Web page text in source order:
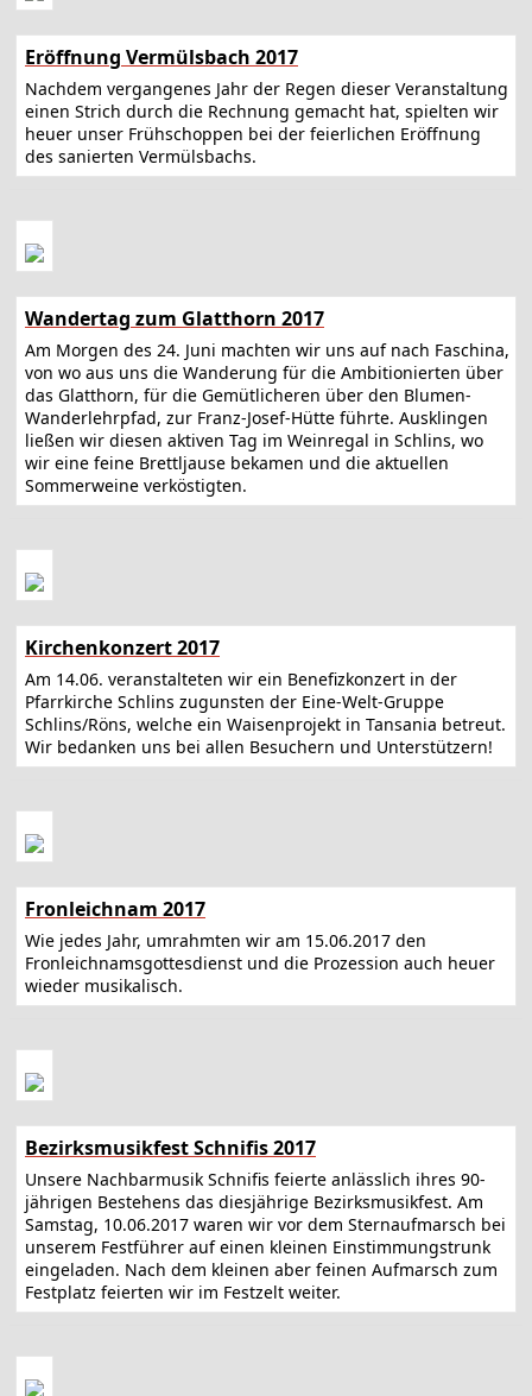
Eröffnung Vermülsbach 2017
Nachdem vergangenes Jahr der Regen dieser Veranstaltung
einen Strich durch die Rechnung gemacht hat, spielten wir
heuer unser Frühschoppen bei der feierlichen Eröffnung
des sanierten Vermülsbachs.
Wandertag zum Glatthorn 2017
Am Morgen des 24. Juni machten wir uns auf nach Faschina,
von wo aus uns die Wanderung für die Ambitionierten über
das Glatthorn, für die Gemütlicheren über den Blumen-
Wanderlehrpfad, zur Franz-Josef-Hütte führte. Ausklingen
ließen wir diesen aktiven Tag im Weinregal in Schlins, wo
wir eine feine Brettljause bekamen und die aktuellen
Sommerweine verköstigten.
Kirchenkonzert 2017
Am 14.06. veranstalteten wir ein Benefizkonzert in der
Pfarrkirche Schlins zugunsten der Eine-Welt-Gruppe
Schlins/Röns, welche ein Waisenprojekt in Tansania betreut.
Wir bedanken uns bei allen Besuchern und Unterstützern!
Fronleichnam 2017
Wie jedes Jahr, umrahmten wir am 15.06.2017 den
Fronleichnamsgottesdienst und die Prozession auch heuer
wieder musikalisch.
Bezirksmusikfest Schnifis 2017
Unsere Nachbarmusik Schnifis feierte anlässlich ihres 90-
jährigen Bestehens das diesjährige Bezirksmusikfest. Am
Samstag, 10.06.2017 waren wir vor dem Sternaufmarsch bei
unserem Festführer auf einen kleinen Einstimmungstrunk
eingeladen. Nach dem kleinen aber feinen Aufmarsch zum
Festplatz feierten wir im Festzelt weiter.